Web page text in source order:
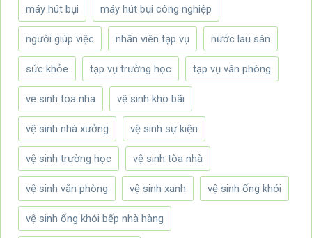
máy hút bụi máy hút bụi công nghiệp
người giúp việc nhân viên tạp vụ nước lau sàn
sức khỏe tạp vụ trường học tạp vụ văn phòng
ve sinh toa nha vệ sinh kho bãi
vệ sinh nhà xưởng vệ sinh sự kiện
vệ sinh trường học vệ sinh tòa nhà
vệ sinh văn phòng vệ sinh xanh vệ sinh ống khói
vệ sinh ống khói bếp nhà hàng